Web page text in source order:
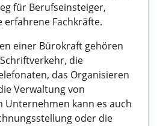
für Berufseinsteiger,
erfahrene Fachkräfte.
einer Bürokraft gehören
die
das Organisieren
Verwaltung von
Unternehmen kann es auch
oder die